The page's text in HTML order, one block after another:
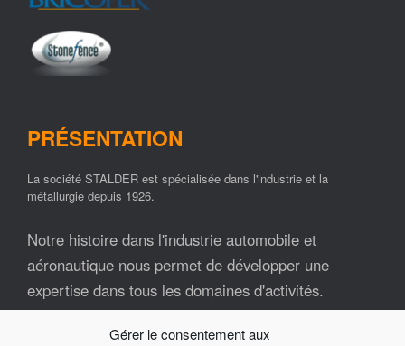
Gérer le consentement aux
PRÉSENTATION
La société STALDER est spécialisée dans l'industrie et la
métallurgie depuis 1926.
Notre histoire dans l'industrie automobile et
aéronautique nous permet de développer une
expertise dans tous les domaines d'activités.
Nos ressources matérielles et humaines font de la